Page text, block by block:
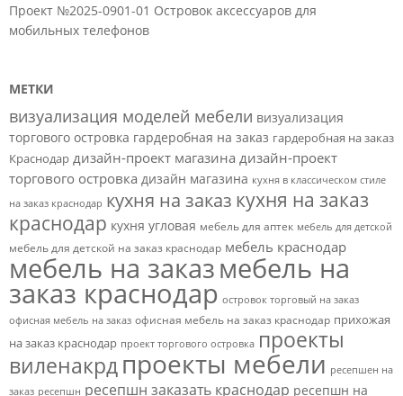
Проект №2025-0901-01 Островок аксессуаров для
мобильных телефонов
МЕТКИ
визуализация моделей мебели визуализация
торгового островка гардеробная на заказ гардеробная на заказ
Краснодар дизайн-проект магазина дизайн-проект
торгового островка дизайн магазина кухня в классическом стиле
на заказ краснодар кухня на заказ кухня на заказ
краснодар кухня угловая мебель для аптек мебель для детской
мебель для детской на заказ краснодар мебель краснодар
мебель на заказмебель на
заказ краснодар островок торговый на заказ
офисная мебель на заказ офисная мебель на заказ краснодар прихожая
на заказ краснодар проект торгового островка проекты
виленакрдпроекты мебели ресепшен на
заказ ресепшн ресепшн заказать краснодар ресепшн на